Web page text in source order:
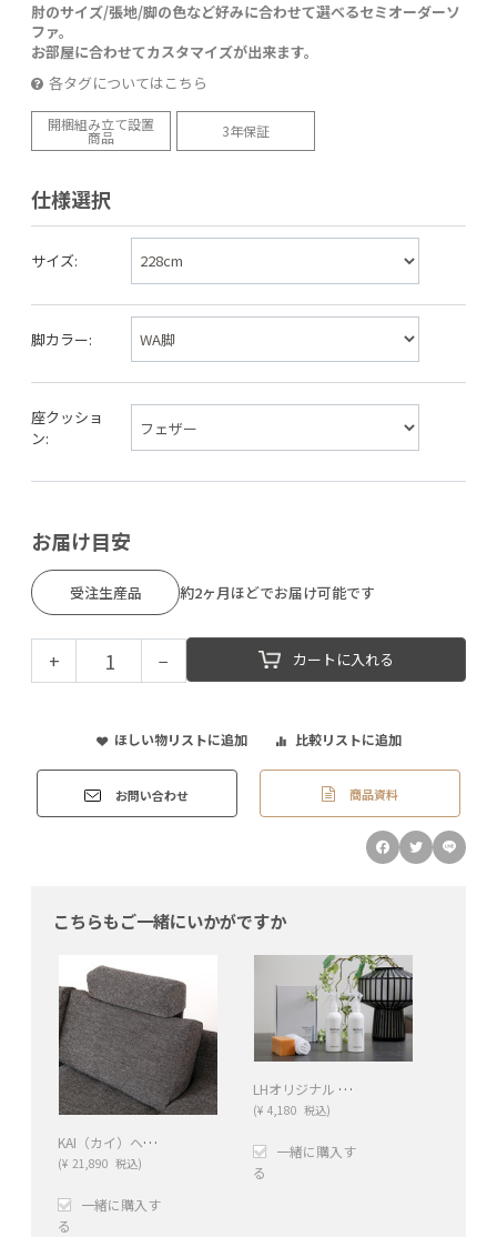
肘のサイズ/張地/脚の色など好みに合わせて選べるセミオーダーソ
ファ。
お部屋に合わせてカスタマイズが出来ます。
各タグについてはこちら
開梱組み立て設置
商品 3年保証
仕様選択
サイズ:
脚カラー:
座クッショ
ン:
お届け目安
受注生産品 約2ヶ月ほどでお届け可能です
+ − カートに入れる
ほしい物リストに追加 比較リストに追加
お問い合わせ 商品資料
こちらもご一緒にいかがですか
KAI（カイ）ヘッドレスト（SHEEN-BK）
(¥ 21,890 税込)
一緒に購入す
る
LHオリジナル テキスタイルケアキット ナチュラルファーバー
(¥ 4,180 税込)
一緒に購入す
る